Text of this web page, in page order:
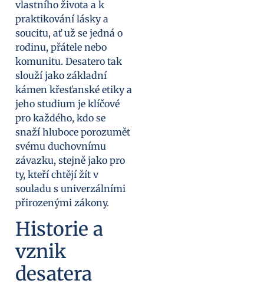
vlastního života a k
praktikování lásky a
soucitu, ať už se jedná o
rodinu, přátele nebo
komunitu. Desatero tak
slouží jako základní
kámen křesťanské etiky a
jeho studium je klíčové
pro každého, kdo se
snaží hluboce porozumět
svému duchovnímu
závazku, stejně jako pro
ty, kteří chtějí žít v
souladu s univerzálními
přirozenými zákony.
Historie a
vznik
desatera